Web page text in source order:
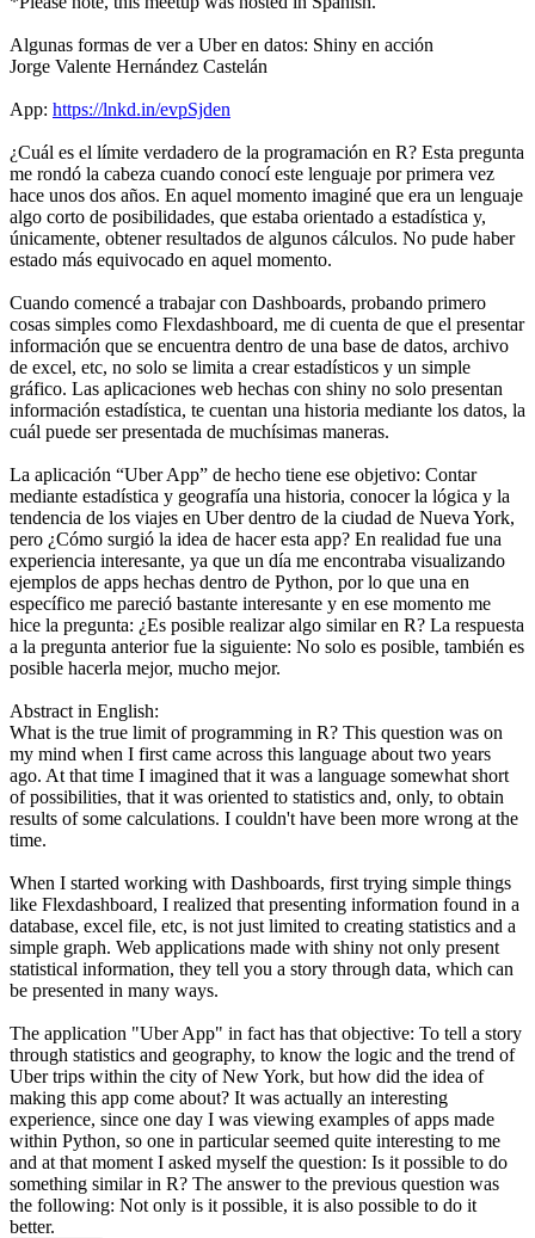
Algunas formas de ver a Uber en datos: Shiny en acción
Jorge Valente Hernández Castelán
App: https://lnkd.in/evpSjden
¿Cuál es el límite verdadero de la programación en R? Esta pregunta
me rondó la cabeza cuando conocí este lenguaje por primera vez
hace unos dos años. En aquel momento imaginé que era un lenguaje
algo corto de posibilidades, que estaba orientado a estadística y,
únicamente, obtener resultados de algunos cálculos. No pude haber
estado más equivocado en aquel momento.
Cuando comencé a trabajar con Dashboards, probando primero
cosas simples como Flexdashboard, me di cuenta de que el presentar
información que se encuentra dentro de una base de datos, archivo
de excel, etc, no solo se limita a crear estadísticos y un simple
gráfico. Las aplicaciones web hechas con shiny no solo presentan
información estadística, te cuentan una historia mediante los datos, la
cuál puede ser presentada de muchísimas maneras.
La aplicación “Uber App” de hecho tiene ese objetivo: Contar
mediante estadística y geografía una historia, conocer la lógica y la
tendencia de los viajes en Uber dentro de la ciudad de Nueva York,
pero ¿Cómo surgió la idea de hacer esta app? En realidad fue una
experiencia interesante, ya que un día me encontraba visualizando
ejemplos de apps hechas dentro de Python, por lo que una en
específico me pareció bastante interesante y en ese momento me
hice la pregunta: ¿Es posible realizar algo similar en R? La respuesta
a la pregunta anterior fue la siguiente: No solo es posible, también es
posible hacerla mejor, mucho mejor.
Abstract in English:
What is the true limit of programming in R? This question was on
my mind when I first came across this language about two years
ago. At that time I imagined that it was a language somewhat short
of possibilities, that it was oriented to statistics and, only, to obtain
results of some calculations. I couldn't have been more wrong at the
time.
When I started working with Dashboards, first trying simple things
like Flexdashboard, I realized that presenting information found in a
database, excel file, etc, is not just limited to creating statistics and a
simple graph. Web applications made with shiny not only present
statistical information, they tell you a story through data, which can
be presented in many ways.
The application "Uber App" in fact has that objective: To tell a story
through statistics and geography, to know the logic and the trend of
Uber trips within the city of New York, but how did the idea of ​​
making this app come about? It was actually an interesting
experience, since one day I was viewing examples of apps made
within Python, so one in particular seemed quite interesting to me
and at that moment I asked myself the question: Is it possible to do
something similar in R? The answer to the previous question was
the following: Not only is it possible, it is also possible to do it
better.